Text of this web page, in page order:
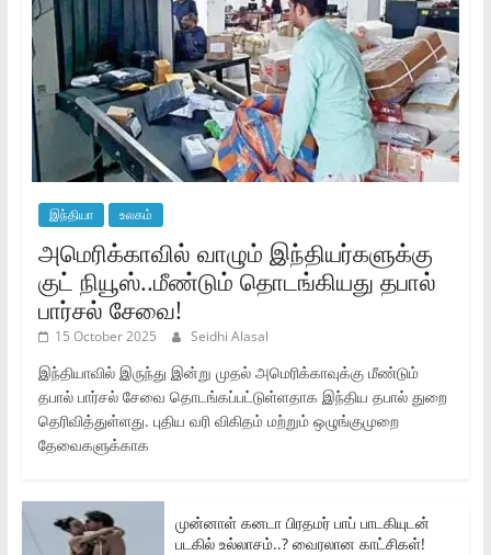
இந்தியா உலகம்
அமெரிக்காவில் வாழும் இந்தியர்களுக்கு
குட் நியூஸ்..மீண்டும் தொடங்கியது தபால்
பார்சல் சேவை!
15 October 2025 Seidhi Alasal
இந்தியாவில் இருந்து இன்று முதல் அமெரிக்காவுக்கு மீண்டும்
தபால் பார்சல் சேவை தொடங்கப்பட்டுள்ளதாக இந்திய தபால் துறை
தெரிவித்துள்ளது. புதிய வரி விகிதம் மற்றும் ஒழுங்குமுறை
தேவைகளுக்காக
முன்னாள் கனடா பிரதமர் பாப் பாடகியுடன்
படகில் உல்லாசம்..? வைரலான காட்சிகள்!